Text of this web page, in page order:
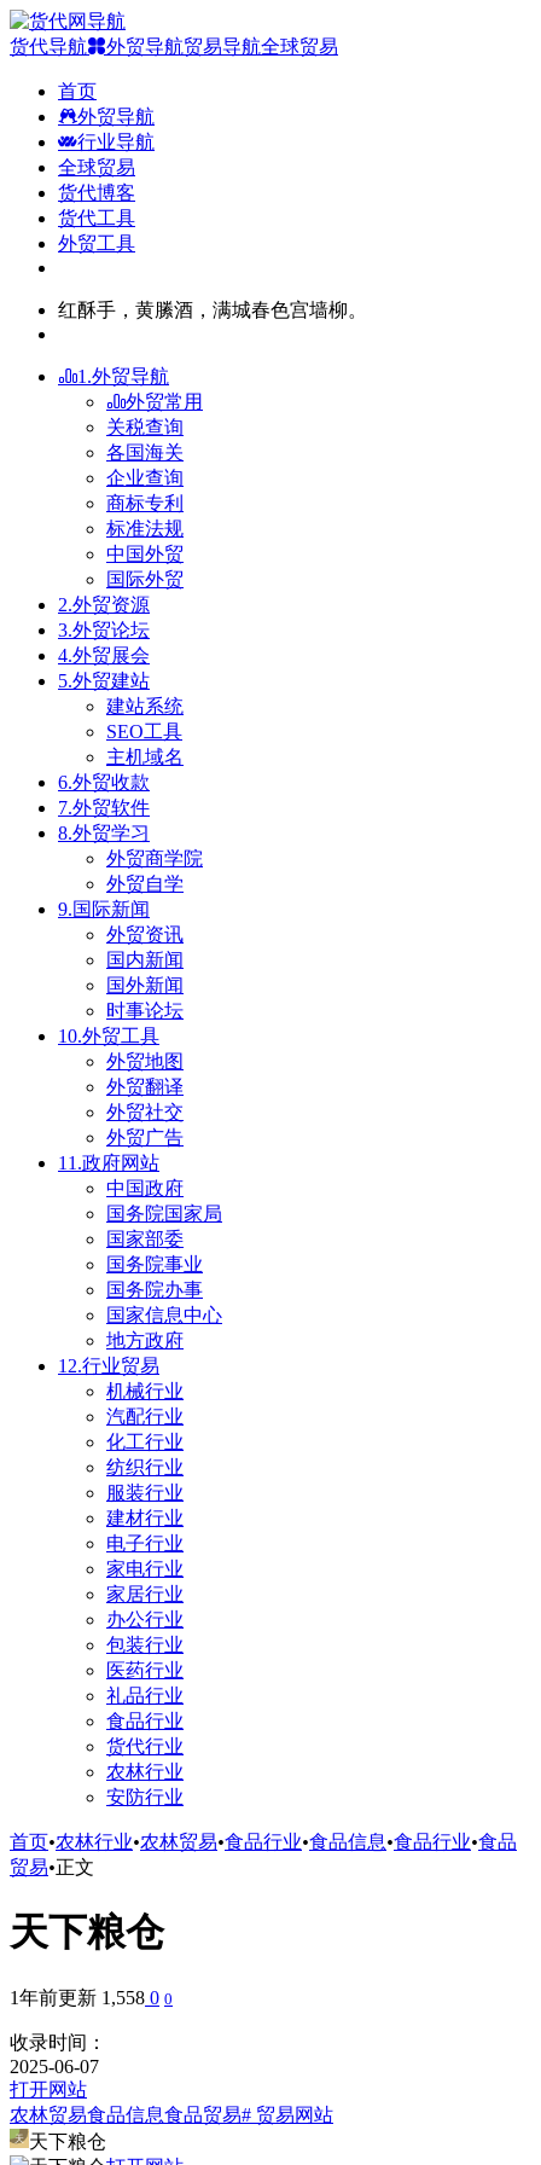
货代导航 外贸导航贸易导航全球贸易
首页
外贸导航
行业导航
全球贸易
货代博客
货代工具
外贸工具
红酥手，黄縢酒，满城春色宫墙柳。
1.外贸导航
外贸常用
关税查询
各国海关
企业查询
商标专利
标准法规
中国外贸
国际外贸
2.外贸资源
3.外贸论坛
4.外贸展会
5.外贸建站
建站系统
SEO工具
主机域名
6.外贸收款
7.外贸软件
8.外贸学习
外贸商学院
外贸自学
9.国际新闻
外贸资讯
国内新闻
国外新闻
时事论坛
10.外贸工具
外贸地图
外贸翻译
外贸社交
外贸广告
11.政府网站
中国政府
国务院国家局
国家部委
国务院事业
国务院办事
国家信息中心
地方政府
12.行业贸易
机械行业
汽配行业
化工行业
纺织行业
服装行业
建材行业
电子行业
家电行业
家居行业
办公行业
包装行业
医药行业
礼品行业
食品行业
货代行业
农林行业
安防行业
首页•农林行业•农林贸易•食品行业•食品信息•食品行业•食品
贸易•正文
天下粮仓
1年前更新 1,558 0 0
收录时间：
2025-06-07
打开网站
农林贸易食品信息食品贸易# 贸易网站
天下粮仓